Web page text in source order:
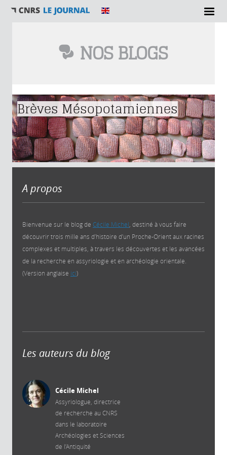
NOS BLOGS
Vous êtes ici
Brèves Mésopotamiennes
A propos
Bienvenue sur le blog de Cécile Michel, destiné à vous faire
découvrir trois mille ans d’histoire d’un Proche-Orient aux racines
complexes et multiples, à travers les découvertes et les avancées
de la recherche en assyriologie et en archéologie orientale.
(Version anglaise ici)
Les auteurs du blog
Cécile Michel
Assyriologue, directrice
de recherche au CNRS
dans le laboratoire
Archéologies et Sciences
de l’Antiquité